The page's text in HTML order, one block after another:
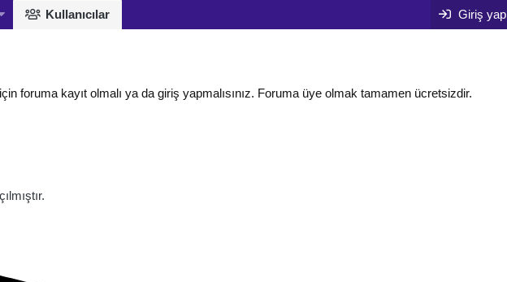
Kullanıcılar Giriş yap
foruma kayıt olmalı ya da giriş yapmalısınız. Foruma üye olmak tamamen ücretsizdir.